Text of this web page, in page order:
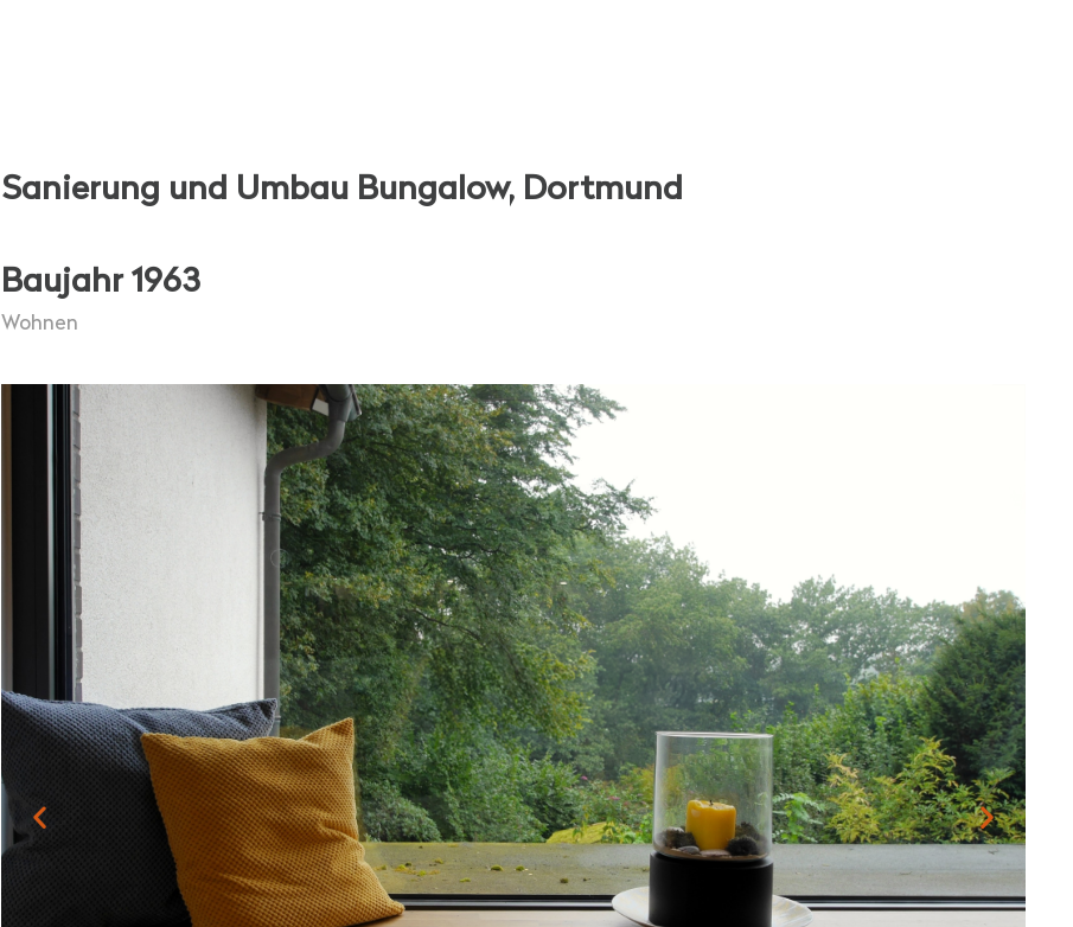
Sanierung und Umbau Bungalow, Dortmund
Baujahr 1963
Wohnen